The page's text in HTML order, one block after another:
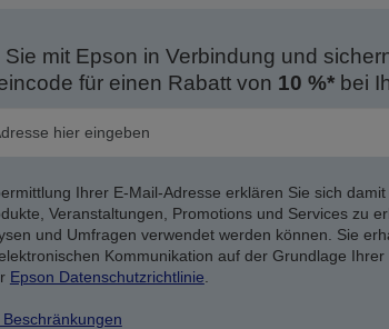
Sie mit Epson in Verbindung und
für einen Rabatt von 10 %*bei
Ihrer E-Mail-Adresse erklären Sie sich
Veranstaltungen, Promotions und Services zu
und Umfragen verwendet werden können. Sie
Kommunikation auf der Grundlage
Epson Datenschutzrichtlinie